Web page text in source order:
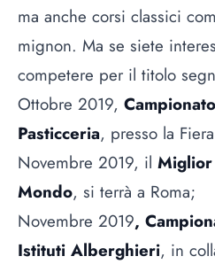
ma anche corsi classici
mignon. Ma se siete
competere per il titolo
Ottobre 2019,
Pasticceria, presso la
Novembre 2019, il Miglior
Mondo, si terrà a Roma;
Novembre 2019,
Istituti Alberghieri, in